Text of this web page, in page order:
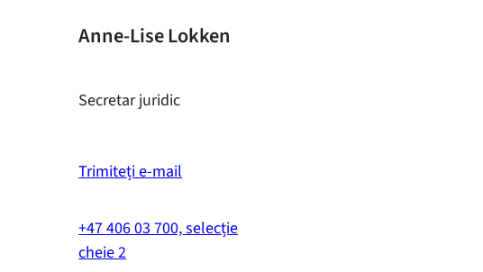
Anne-Lise Lokken
Secretar juridic
Trimiteți e-mail
+47 406 03 700, selecție
cheie 2